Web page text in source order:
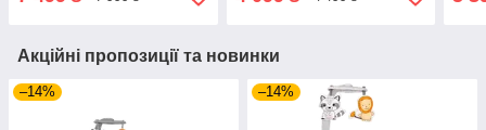
Акційні пропозиції та новинки
–14% –14%